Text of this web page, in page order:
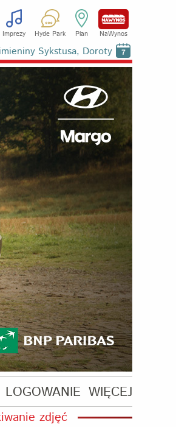
Imprezy Hyde Park Plan NaWynos
Sykstusa, Doroty 7
LOGOWANIE WIĘCEJ
zdjęć